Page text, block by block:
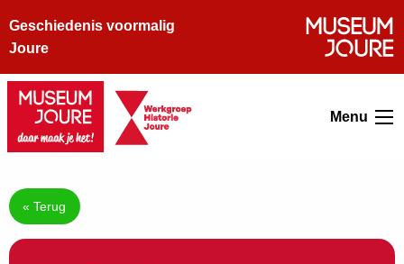
Geschiedenis voormalig
Joure
Menu
« Terug